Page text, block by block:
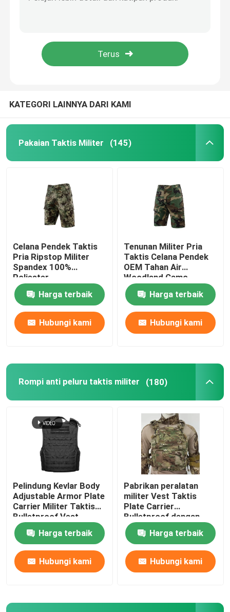
Pelat Balistik Militer
Ransel Taktis Militer
Sepatu Taktis Tempur
Rompi Taktis Tempur
Perlengkapan Polisi Anti Kerusuhan
Peralatan Militer Taktis
Hiasan Kepala Taktis Militer
Peralatan eod
Tas Bantuan Pertama
KATEGORI LAINNYA DARI KAMI
Pakaian Taktis Militer (145)
Celana Pendek Taktis
Pria Ripstop Militer
Spandex 100%
Poliester
Harga terbaik
Hubungi kami
Tenunan Militer Pria
Taktis Celana Pendek
OEM Tahan Air
Woodland Camo
Harga terbaik
Hubungi kami
Rompi anti peluru taktis militer (180)
Pelindung Kevlar Body
Adjustable Armor Plate
Carrier Militer Taktis
Bulletproof Vest
Dengan NIJ IIIA
Harga terbaik
Hubungi kami
Pabrikan peralatan
militer Vest Taktis
Plate Carrier
Bulletproof dengan
Standar Militer NIJ IIIA
Harga terbaik
Hubungi kami